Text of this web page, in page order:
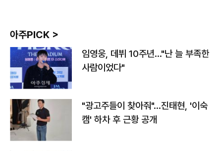
아주PICK >
임영웅, 데뷔 10주년…"난 늘 부족한
사람이었다"
"광고주들이 찾아줘"…진태현, '이숙
캠' 하차 후 근황 공개